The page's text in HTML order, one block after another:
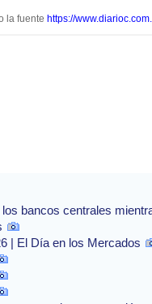
la fuente https://
bancos centrales
| El Día en los Mercados